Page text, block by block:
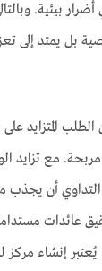
بيئية.
بل يمتد إلى
المتزايد
مع تزايد
أن يجذب
عائدات
إنشاء مركز